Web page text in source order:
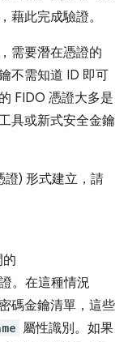
藉此完成驗證。
需要潛在憑證的
不需知道 ID 即可
FIDO 憑證大多是
具或新式安全金鑰
證) 形式建立，請
。在這種情況
碼金鑰清單，這些
屬性識別。如果